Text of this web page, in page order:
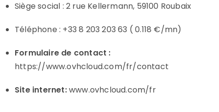
Siège social : 2 rue Kellermann, 59100 Roubaix
Téléphone : +33 8 203 203 63 ( 0.118 €/mn)
Formulaire de contact :
https://www.ovhcloud.com/fr/contact
Site internet:www.ovhcloud.com/fr